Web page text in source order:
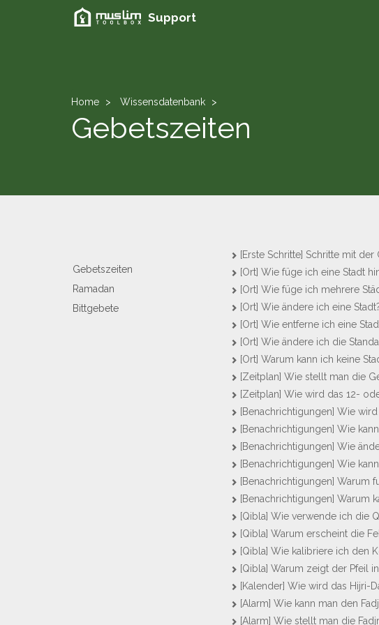
Support
Home Wissensdatenbank
Gebetszeiten
Gebetszeiten
Ramadan
Bittgebete
[Erste Schritte] Schritte mit
[Ort] Wie füge ich eine Stadt
[Ort] Wie füge ich mehrere
[Ort] Wie ändere ich eine
[Ort] Wie entferne ich eine
[Ort] Wie ändere ich die
[Ort] Warum kann ich keine
[Zeitplan] Wie stellt man die
[Zeitplan] Wie wird das 12-
[Benachrichtigungen] Wie
[Benachrichtigungen] Wie
[Benachrichtigungen] Wie
[Benachrichtigungen] Wie
[Benachrichtigungen] Warum
[Benachrichtigungen] Warum
[Qibla] Wie verwende ich die
[Qibla] Warum erscheint die
[Qibla] Wie kalibriere ich den
[Qibla] Warum zeigt der Pfeil
[Kalender] Wie wird das Hijri-
[Alarm] Wie kann man den
[Alarm] Wie stellt man die